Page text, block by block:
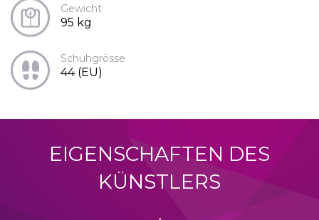
Gewicht
95 kg
Schuhgrösse
44 (EU)
EIGENSCHAFTEN DES
KÜNSTLERS